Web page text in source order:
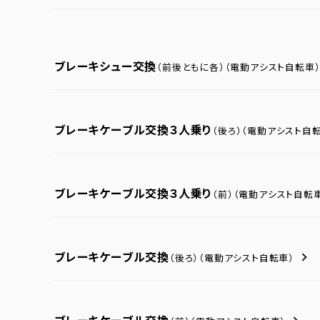
ブレーキシュー交換 （前後ともに各） （電動アシスト自転車）
ブレーキケーブル交換３人乗り （後ろ） （電動アシスト自転
ブレーキケーブル交換３人乗り （前） （電動アシスト自転車
ブレーキケーブル交換 （後ろ） （電動アシスト自転車）